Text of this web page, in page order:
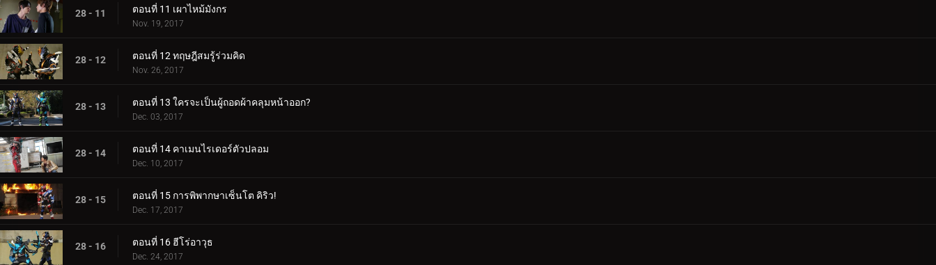
28 - 11 ตอนที่ 11 เผาไหม้มังกร
Nov. 19, 2017
28 - 12 ตอนที่ 12 ทฤษฎีสมรู้ร่วมคิด
Nov. 26, 2017
28 - 13 ตอนที่ 13 ใครจะเป็นผู้ถอดผ้าคลุมหน้าออก?
Dec. 03, 2017
28 - 14 ตอนที่ 14 คาเมนไรเดอร์ตัวปลอม
Dec. 10, 2017
28 - 15 ตอนที่ 15 การพิพากษาเซ็นโต คิริว!
Dec. 17, 2017
28 - 16 ตอนที่ 16 ฮีโร่อาวุธ
Dec. 24, 2017